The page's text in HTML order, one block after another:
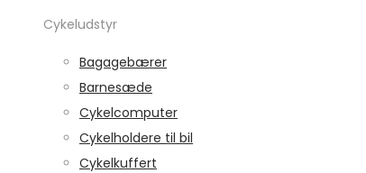
Cykeludstyr
Bagagebærer
Barnesæde
Cykelcomputer
Cykelholdere til bil
Cykelkuffert